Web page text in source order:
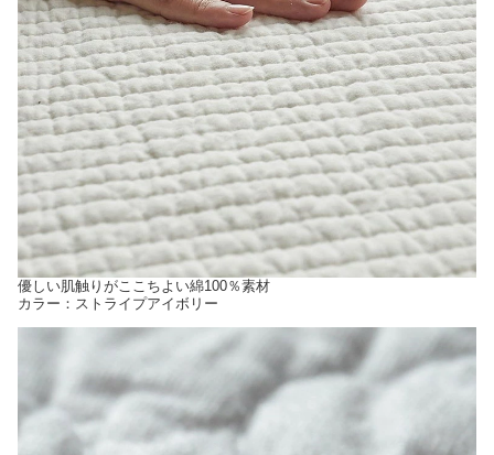
優しい肌触りがここちよい綿100％素材
カラー：ストライプアイボリー